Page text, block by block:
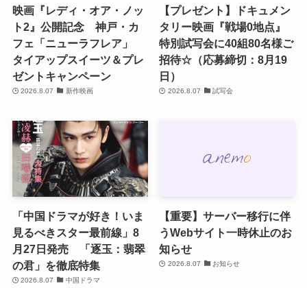
映画『レディ・オア・ノッ
ト2』公開記念 神戸・カ
フェ「ニューラフレア」
タイアップスイーツ＆プレ
ゼントキャンペーン
2026.8.07 新作映画
【プレゼント】ドキュメン
タリー映画『戦場0地点』
特別試写会に40組80名様ご
招待☆（応募締切：8月19
日）
2026.8.07 試写会
「中国ドラマが好き！いま
見るべきスター最前線」8
月27日発売 「逐玉：翡翠
の君」を徹底特集
2026.8.07 中国ドラマ
【重要】サーバー移行に伴
うWebサイト一時休止のお
知らせ
2026.8.07 お知らせ